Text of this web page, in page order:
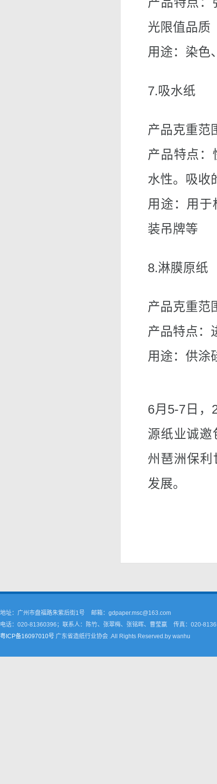
光限值品质
用途：染色
7.吸水纸
产品克重范
产品特点
水性。吸收
用途：用
装吊牌等
8.淋膜原纸
产品克重范
产品特点：
用途：供涂
6月5-7日，
源纸业诚邀
州琶洲保
发展。
地址：广州市盘福路朱紫后街1号
邮箱：gdpaper.msc@163.com
电话：020-81360396；联系人：陈竹、张翠梅、张铭晖、曹莹嬴
传真：020-
粤ICP备16097010号 广东省造纸行业协会 .All Rights Reserved.by wanhu